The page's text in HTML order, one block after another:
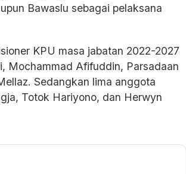
Bawaslu sebagai pelaksana
KPU masa jabatan 2022-2027
Mochammad Afifuddin, Parsadaan
Sedangkan lima anggota
Totok Hariyono, dan Herwyn